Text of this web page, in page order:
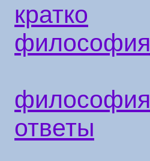
кратко
философия
философия
ответы